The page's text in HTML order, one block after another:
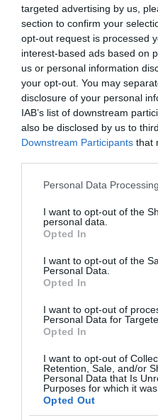
targeted advertising by us,
section to confirm your
opt-out request is processed
interest-based ads based on
us or personal information
your opt-out. You may
disclosure of your personal
IAB’s list of downstream
also be disclosed by us to
Downstream Participants that
Please note that this website/
not limited to your visit or
grant or deny consent to
use your data for below
consent section.
Personal Data
I want to opt-out of the
personal data.
Opted In
I want to opt-out of the
Personal Data.
Opted In
I want to opt-out of
Personal Data for
Opted In
I want to opt-out of
Retention, Sale, and/or
Personal Data that Is
Purposes for which it was
Opted Out
Κοινοποιήστε:
LinkedIn
Tags:ΔΑΝΕΙΑ ΕΛΒΕΤΙΚΟ
ΑΠΟΣΤΟΛΑΚΗ